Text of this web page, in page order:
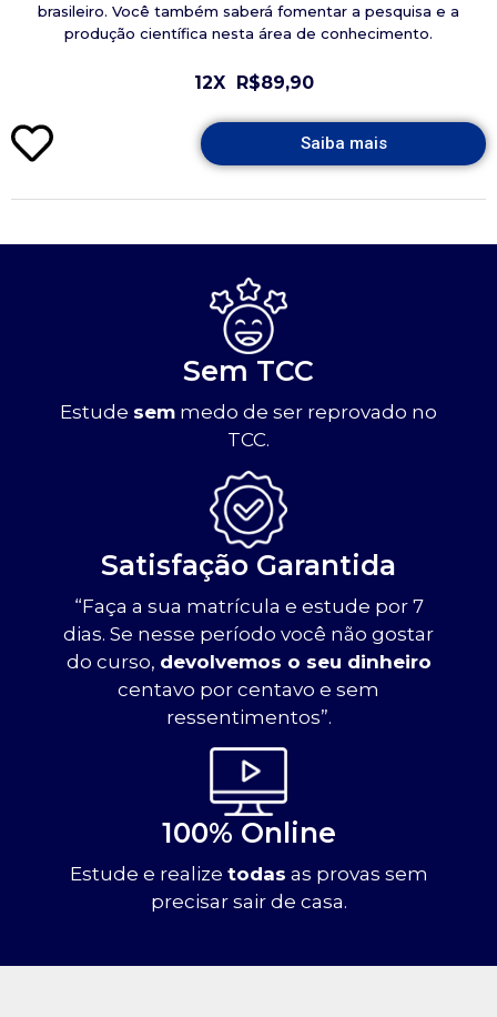
brasileiro. Você também saberá fomentar a pesquisa e a
produção científica nesta área de conhecimento.
12X R$89,90
Saiba mais
Sem TCC
Estude sem medo de ser reprovado no
TCC.
Satisfação Garantida
“Faça a sua matrícula e estude por 7
dias. Se nesse período você não gostar
do curso, devolvemos o seu dinheiro
centavo por centavo e sem
ressentimentos”.
100% Online
Estude e realize todas as provas sem
precisar sair de casa.